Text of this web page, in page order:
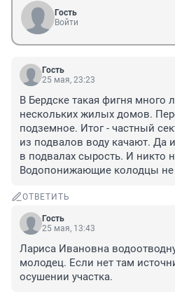
Гость
Войти
Гость
25 мая, 23:23
В Бердске такая фигня много
нескольких жилых домов.
подземное. Итог - частный
из подвалов воду качают. Да
в подвалах сырость. И никто
Водопонижающие колодцы не
ОТВЕТИТЬ
Гость
25 мая, 13:43
Лариса Ивановна
молодец. Если нет там
осушении участка.